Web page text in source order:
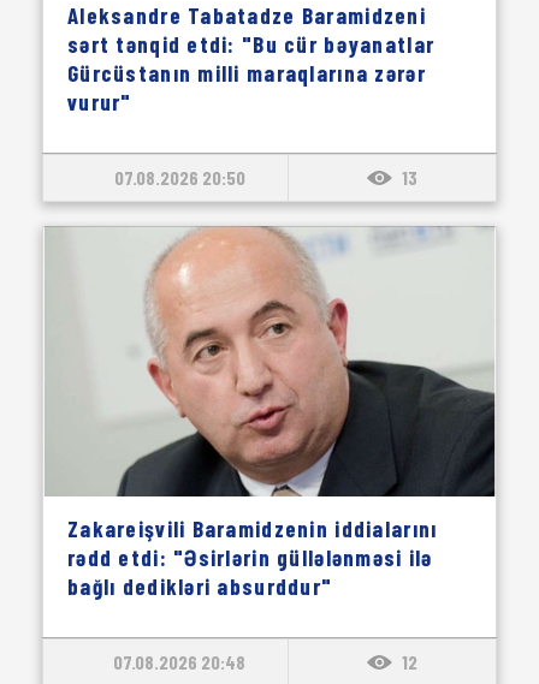
Aleksandre Tabatadze Baramidzeni
sərt tənqid etdi: "Bu cür bəyanatlar
Gürcüstanın milli maraqlarına zərər
vurur"
07.08.2026 20:50 13
Zakareişvili Baramidzenin iddialarını
rədd etdi: "Əsirlərin güllələnməsi ilə
bağlı dedikləri absurddur"
07.08.2026 20:48 12